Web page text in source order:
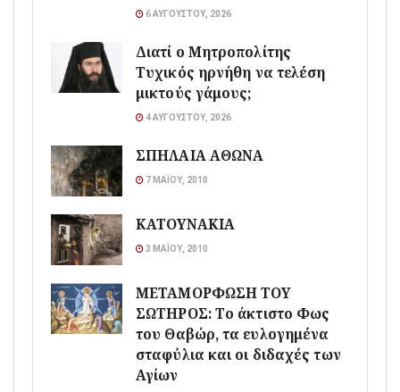
6 ΑΥΓΟΎΣΤΟΥ, 2026
Διατί ο Μητροπολίτης
Τυχικός ηρνήθη να τελέση
μικτούς γάμους;
4 ΑΥΓΟΎΣΤΟΥ, 2026
ΣΠΗΛΑΙΑ ΑΘΩΝΑ
7 ΜΑΪ́ΟΥ, 2010
ΚΑΤΟΥΝΑΚΙΑ
3 ΜΑΪ́ΟΥ, 2010
ΜΕΤΑΜΟΡΦΩΣΗ ΤΟΥ
ΣΩΤΗΡΟΣ: Το άκτιστο Φως
του Θαβώρ, τα ευλογημένα
σταφύλια και οι διδαχές των
Αγίων